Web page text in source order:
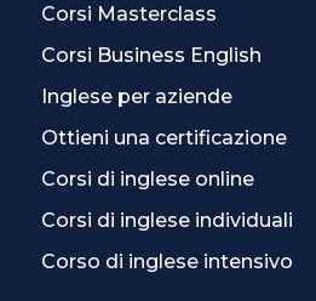
Corsi Masterclass
Corsi Business English
Inglese per aziende
Ottieni una certificazione
Corsi di inglese online
Corsi di inglese individuali
Corso di inglese intensivo